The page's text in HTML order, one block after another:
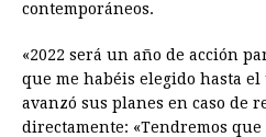
contemporáneos.
«2022 será un año de acción
que me habéis elegido hasta
avanzó sus planes en caso de
directamente: «Tendremos